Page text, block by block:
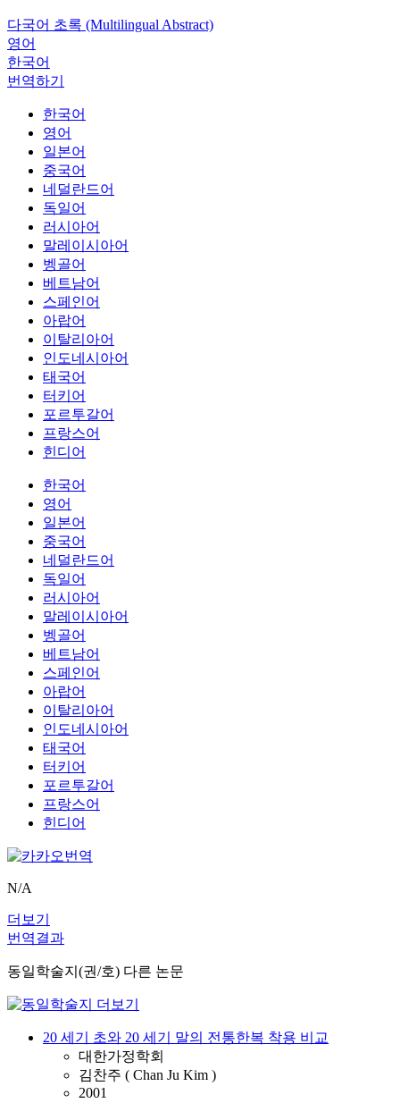
다국어 초록 (Multilingual Abstract)
영어
한국어
번역하기
한국어
영어
일본어
중국어
네덜란드어
독일어
러시아어
말레이시아어
벵골어
베트남어
스페인어
아랍어
이탈리아어
인도네시아어
태국어
터키어
포르투갈어
프랑스어
힌디어
한국어
영어
일본어
중국어
네덜란드어
독일어
러시아어
말레이시아어
벵골어
베트남어
스페인어
아랍어
이탈리아어
인도네시아어
태국어
터키어
포르투갈어
프랑스어
힌디어
N/A
더보기
번역결과
동일학술지(권/호) 다른 논문
20 세기 초와 20 세기 말의 전통한복 착용 비교
대한가정학회
김찬주 ( Chan Ju Kim )
2001